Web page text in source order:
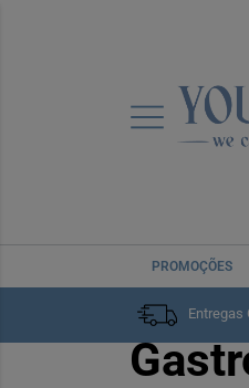
PROMOÇÕES
Entregas